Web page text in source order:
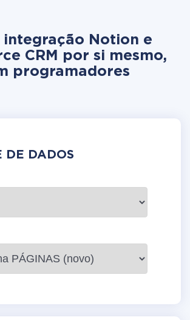
integração Notion e
CRM por si mesmo,
programadores
DE DADOS